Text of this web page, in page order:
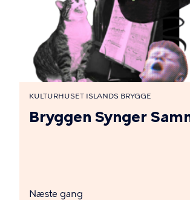
KULTURHUSET ISLANDS BRYGGE
Bryggen Synger
Næste gang